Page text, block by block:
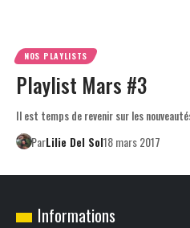
NOS PLAYLISTS
Playlist Mars #3
Il est temps de revenir sur les
ParLilie Del Sol18 mars 2017
Informations